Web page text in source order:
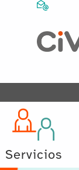
Servicios